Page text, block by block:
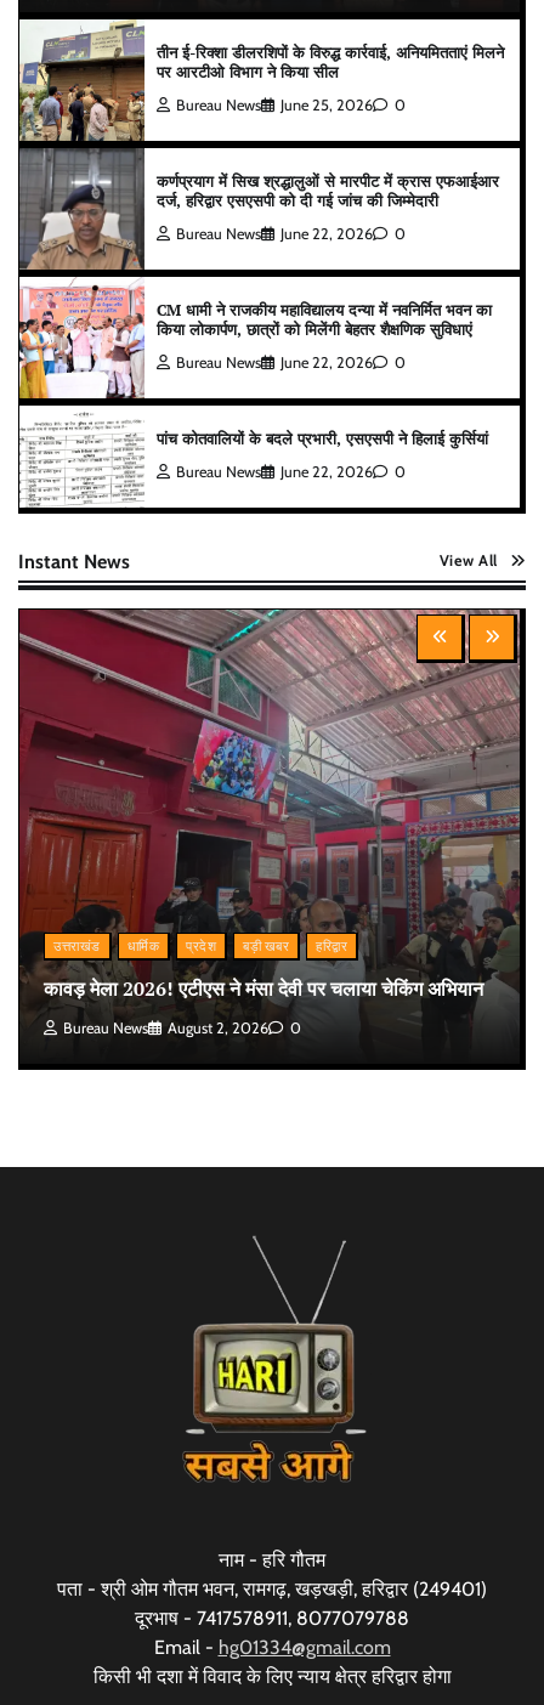
तीन ई-रिक्शा डीलरशिपों के विरुद्ध कार्रवाई, अनियमितताएं मिलने
पर आरटीओ विभाग ने किया सील
Bureau News June 25, 2026 0
कर्णप्रयाग में सिख श्रद्धालुओं से मारपीट में क्रास एफआईआर
दर्ज, हरिद्वार एसएसपी को दी गई जांच की जिम्मेदारी
Bureau News June 22, 2026 0
CM धामी ने राजकीय महाविद्यालय दन्या में नवनिर्मित भवन का
किया लोकार्पण, छात्रों को मिलेंगी बेहतर शैक्षणिक सुविधाएं
Bureau News June 22, 2026 0
पांच कोतवालियों के बदले प्रभारी, एसएसपी ने हिलाई कुर्सियां
Bureau News June 22, 2026 0
Instant News View All
उत्तराखंड धार्मिक प्रदेश बड़ी खबर हरिद्वार
कावड़ मेला 2026! एटीएस ने मंसा देवी पर चलाया चेकिंग अभियान
Bureau News August 2, 2026 0
नाम - हरि गौतम
पता - श्री ओम गौतम भवन, रामगढ़, खड़खड़ी, हरिद्वार (249401)
दूरभाष - 7417578911, 8077079788
Email - hg01334@gmail.com
किसी भी दशा में विवाद के लिए न्याय क्षेत्र हरिद्वार होगा